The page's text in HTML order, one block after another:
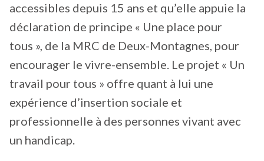
accessibles depuis 15 ans et qu’elle appuie la
déclaration de principe « Une place pour
tous », de la MRC de Deux-Montagnes, pour
encourager le vivre-ensemble. Le projet « Un
travail pour tous » offre quant à lui une
expérience d’insertion sociale et
professionnelle à des personnes vivant avec
un handicap.